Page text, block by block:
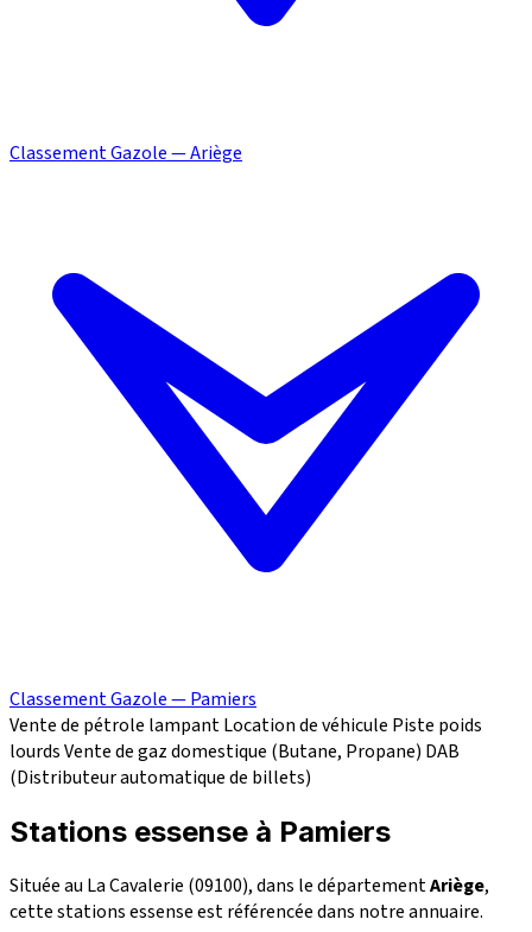
Classement Gazole — Ariège
Classement Gazole — Pamiers
Vente de pétrole lampantLocation de véhicule Piste poids
lourdsVente de gaz domestique (Butane, Propane) DAB
(Distributeur automatique de billets)
Stations essense à Pamiers
Située au La Cavalerie (09100), dans le départementAriège,
cette stations essense est référencée dans notre annuaire.